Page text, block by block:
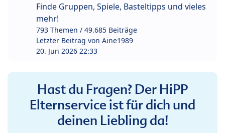
Finde Gruppen, Spiele, Basteltipps und vieles
mehr!
793 Themen / 49.685 Beiträge
Letzter Beitrag von Aine1989
20. Jun 2026 22:33
Hast du Fragen? Der HiPP
Elternservice ist für dich und
deinen Liebling da!